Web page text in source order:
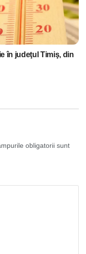
în judeţul Timiş, din
obligatorii sunt